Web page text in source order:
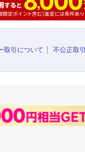
取引について
不公正取